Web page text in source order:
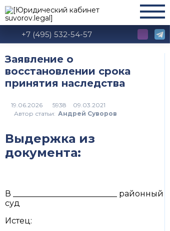
+7 (495) 532-54-57
Заявление о
восстановлении срока
принятия наследства
5938
Автор статьи: Андрей Суворов
Выдержка из
документа:
В __________________________ районный
суд
Истец: